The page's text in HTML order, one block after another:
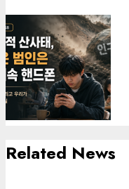
Related News